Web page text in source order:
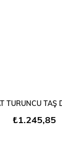
SEPETE EKLE
₺1.245,85